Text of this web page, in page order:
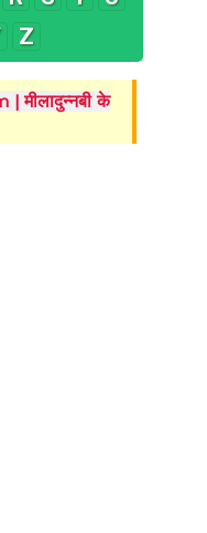
Z
मीलादुन्नबी के